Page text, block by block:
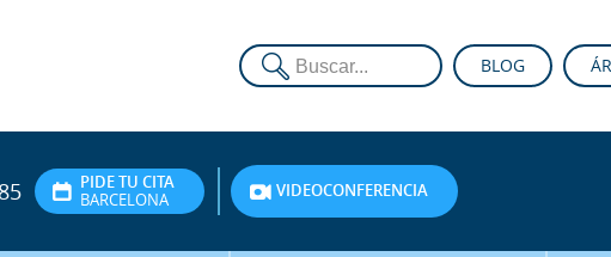
BLOG
PIDE TU CITA
BARCELONA
VIDEOCONFERENCIA